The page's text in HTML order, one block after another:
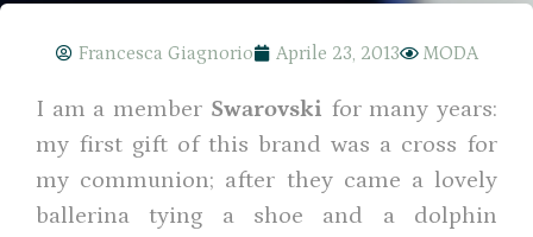
Francesca Giagnorio Aprile 23, 2013 MODA
I am a member Swarovski for many years:
my first gift of this brand was a cross for
my communion; after they came a lovely
ballerina tying a shoe and a dolphin